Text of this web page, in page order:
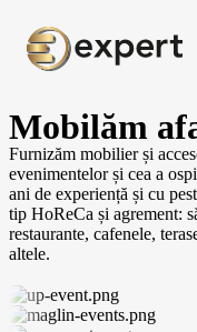
Mobilăm
Furnizăm mobilier și
evenimentelor și cea a
ani de experiență și cu
tip HoReCa și agrement:
restaurante, cafenele,
altele.